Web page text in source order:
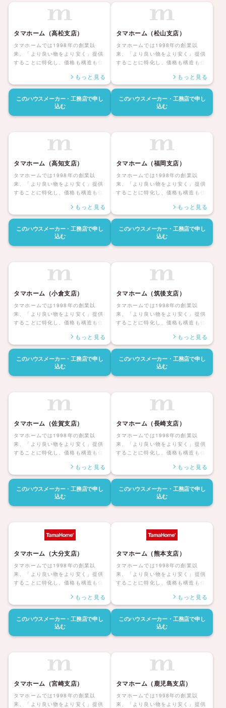
タマホーム（高松支店）
タマホームでは1998年の創業以
来、「より良い物をより安く」提供
することに特化し、価格も構造も住
る「大安心の家シリーズ」を展開し
ています。災害にも強く家族みんな
が健康で安心して暮らせる家、アフ
ターサポートも自社社員にて対応し
フ、ハッピーホーム」を展開してい
もっと見る
このハウスメーカー・工務店で申し
込む
タマホーム（松山支店）
タマホームでは1998年の創業以
来、「より良い物をより安く」提供
することに特化し、価格も構造も住
る「大安心の家シリーズ」を展開し
ています。災害にも強く家族みんな
が健康で安心して暮らせる家、アフ
ターサポートも自社社員にて対応し
フ、ハッピーホーム」を展開してい
もっと見る
このハウスメーカー・工務店で申し
込む
タマホーム（高知支店）
タマホームでは1998年の創業以
来、「より良い物をより安く」提供
することに特化し、価格も構造も住
る「大安心の家シリーズ」を展開し
ています。災害にも強く家族みんな
が健康で安心して暮らせる家、アフ
ターサポートも自社社員にて対応し
フ、ハッピーホーム」を展開してい
もっと見る
このハウスメーカー・工務店で申し
込む
タマホーム（福岡支店）
タマホームでは1998年の創業以
来、「より良い物をより安く」提供
することに特化し、価格も構造も住
る「大安心の家シリーズ」を展開し
ています。災害にも強く家族みんな
が健康で安心して暮らせる家、アフ
ターサポートも自社社員にて対応し
フ、ハッピーホーム」を展開してい
もっと見る
このハウスメーカー・工務店で申し
込む
タマホーム（小倉支店）
タマホームでは1998年の創業以
来、「より良い物をより安く」提供
することに特化し、価格も構造も住
る「大安心の家シリーズ」を展開し
ています。災害にも強く家族みんな
が健康で安心して暮らせる家、アフ
ターサポートも自社社員にて対応し
フ、ハッピーホーム」を展開してい
もっと見る
このハウスメーカー・工務店で申し
込む
タマホーム（筑後支店）
タマホームでは1998年の創業以
来、「より良い物をより安く」提供
することに特化し、価格も構造も住
る「大安心の家シリーズ」を展開し
ています。災害にも強く家族みんな
が健康で安心して暮らせる家、アフ
ターサポートも自社社員にて対応し
フ、ハッピーホーム」を展開してい
もっと見る
このハウスメーカー・工務店で申し
込む
タマホーム（佐賀支店）
タマホームでは1998年の創業以
来、「より良い物をより安く」提供
することに特化し、価格も構造も住
る「大安心の家シリーズ」を展開し
ています。災害にも強く家族みんな
が健康で安心して暮らせる家、アフ
ターサポートも自社社員にて対応し
フ、ハッピーホーム」を展開してい
もっと見る
このハウスメーカー・工務店で申し
込む
タマホーム（長崎支店）
タマホームでは1998年の創業以
来、「より良い物をより安く」提供
することに特化し、価格も構造も住
る「大安心の家シリーズ」を展開し
ています。災害にも強く家族みんな
が健康で安心して暮らせる家、アフ
ターサポートも自社社員にて対応し
フ、ハッピーホーム」を展開してい
もっと見る
このハウスメーカー・工務店で申し
込む
タマホーム（大分支店）
タマホームでは1998年の創業以
来、「より良い物をより安く」提供
することに特化し、価格も構造も住
る「大安心の家シリーズ」を展開し
ています。災害にも強く家族みんな
が健康で安心して暮らせる家、アフ
ターサポートも自社社員にて対応し
フ、ハッピーホーム」を展開してい
もっと見る
このハウスメーカー・工務店で申し
込む
タマホーム（熊本支店）
タマホームでは1998年の創業以
来、「より良い物をより安く」提供
することに特化し、価格も構造も住
る「大安心の家シリーズ」を展開し
ています。災害にも強く家族みんな
が健康で安心して暮らせる家、アフ
ターサポートも自社社員にて対応し
フ、ハッピーホーム」を展開してい
もっと見る
このハウスメーカー・工務店で申し
込む
タマホーム（宮崎支店）
タマホームでは1998年の創業以
来、「より良い物をより安く」提供
タマホーム（鹿児島支店）
タマホームでは1998年の創業以
来、「より良い物をより安く」提供